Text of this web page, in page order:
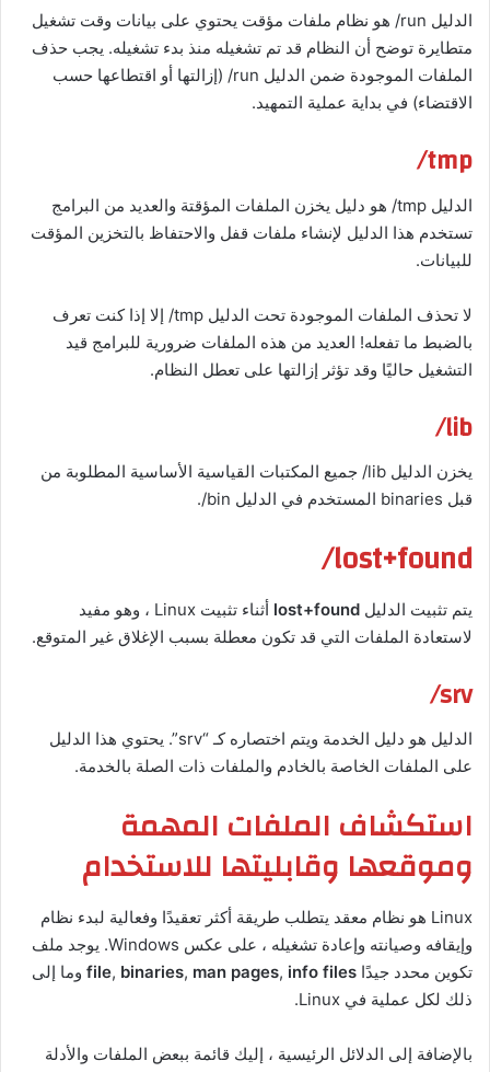
الدليل run/ هو نظام ملفات مؤقت يحتوي على بيانات وقت تشغيل
متطايرة توضح أن النظام قد تم تشغيله منذ بدء تشغيله. يجب حذف
الملفات الموجودة ضمن الدليل run/ (إزالتها أو اقتطاعها حسب
الاقتضاء) في بداية عملية التمهيد.
tmp/
الدليل tmp/ هو دليل يخزن الملفات المؤقتة والعديد من البرامج
تستخدم هذا الدليل لإنشاء ملفات قفل والاحتفاظ بالتخزين المؤقت
للبيانات.
لا تحذف الملفات الموجودة تحت الدليل tmp/ إلا إذا كنت تعرف
بالضبط ما تفعله! العديد من هذه الملفات ضرورية للبرامج قيد
التشغيل حاليًا وقد تؤثر إزالتها على تعطل النظام.
lib/
يخزن الدليل lib/ جميع المكتبات القياسية الأساسية المطلوبة من
قبل binaries المستخدم في الدليل bin/.
lost+found/
يتم تثبيت الدليل lost+found
أثناء تثبيت Linux ، وهو مفيد
لاستعادة الملفات التي قد تكون معطلة بسبب الإغلاق غير المتوقع.
srv/
الدليل هو دليل الخدمة ويتم اختصاره كـ “srv”. يحتوي هذا الدليل
على الملفات الخاصة بالخادم والملفات ذات الصلة بالخدمة.
استكشاف الملفات المهمة
وموقعها وقابليتها للاستخدام
Linux هو نظام معقد يتطلب طريقة أكثر تعقيدًا وفعالية لبدء نظام
وإيقافه وصيانته وإعادة تشغيله ، على عكس Windows. يوجد ملف
تكوين محدد جيدًا
file, binaries, man pages, info files
وما إلى
ذلك لكل عملية في Linux.
بالإضافة إلى الدلائل الرئيسية ، إليك قائمة ببعض الملفات والأدلة